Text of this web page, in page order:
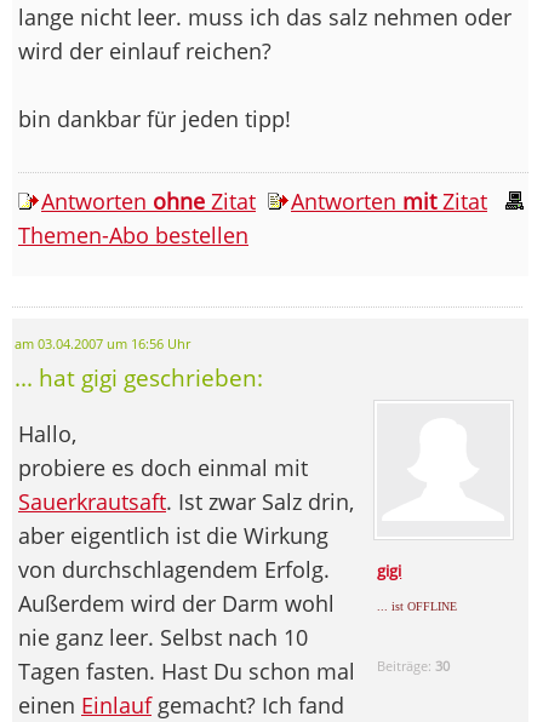
lange nicht leer. muss ich das salz nehmen oder
wird der einlauf reichen?
bin dankbar für jeden tipp!
Antworten ohne Zitat Antworten mitZitat
Themen-Abo bestellen
am 03.04.2007 um 16:56 Uhr
... hat gigi geschrieben:
gigi
... ist OFFLINE
Beiträge: 30
Hallo,
probiere es doch einmal mit
Sauerkrautsaft. Ist zwar Salz drin,
aber eigentlich ist die Wirkung
von durchschlagendem Erfolg.
Außerdem wird der Darm wohl
nie ganz leer. Selbst nach 10
Tagen fasten. Hast Du schon mal
einen Einlaufgemacht? Ich fand